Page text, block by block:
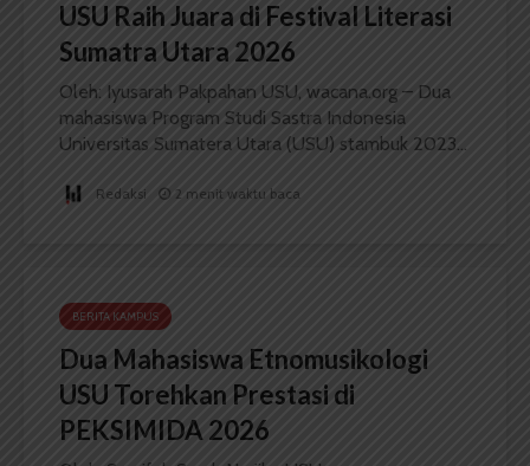
USU Raih Juara di Festival Literasi
Sumatra Utara 2026
Oleh: Iyusarah Pakpahan USU, wacana.org – Dua
mahasiswa Program Studi Sastra Indonesia
Universitas Sumatera Utara (USU) stambuk 2023...
Redaksi 2 menit waktu baca
BERITA KAMPUS
Dua Mahasiswa Etnomusikologi
USU Torehkan Prestasi di
PEKSIMIDA 2026